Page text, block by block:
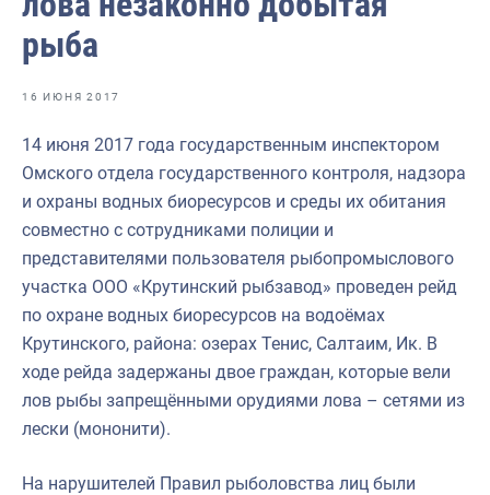
Отраслевые СМИ
Выставки и конференции
Научно-практическая литература
Рыбоохрана России
Отрасль в цифрах
Большая африканская экспедиция
Укрепление духовно-нравственных ценностей
События в России и мире
рыба
16 ИЮНЯ 2017
14 июня 2017 года государственным инспектором
Омского отдела государственного контроля, надзора
и охраны водных биоресурсов и среды их обитания
совместно с сотрудниками полиции и
представителями пользователя рыбопромыслового
участка ООО «Крутинский рыбзавод» проведен рейд
по охране водных биоресурсов на водоёмах
Крутинского, района: озерах Тенис, Салтаим, Ик. В
ходе рейда задержаны двое граждан, которые вели
лов рыбы запрещёнными орудиями лова – сетями из
лески (мононити).
На нарушителей Правил рыболовства лиц были